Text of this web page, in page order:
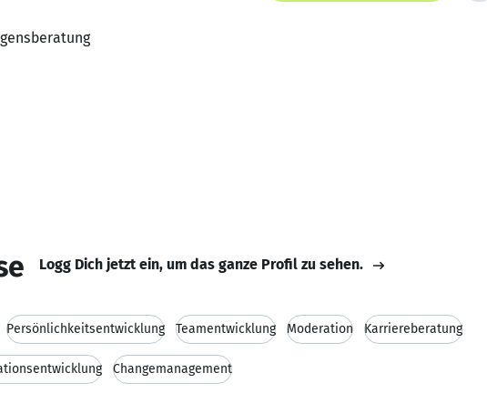
Logg Dich jetzt ein, um das ganze Profil zu sehen.
Persönlichkeitsentwicklung Teamentwicklung Moderation Karriereberatung
Changemanagement